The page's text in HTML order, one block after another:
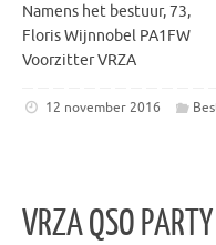
Namens het bestuur, 73,
Floris Wijnnobel PA1FW
Voorzitter VRZA
12 november 2016
VRZA QSO